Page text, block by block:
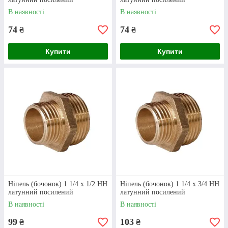
зворотного зв’язку у спеціальній формі або
зателефонуйте нам.
Розрахунок
Інтернет-магазин “Клондайк” здійснює
продаж товарів офіційно. Ви можете
В наявності
74 ₴
Купити
В наявності
74 ₴
Купити
Ніпель (бочонок) 1 1/4 х 1/2 НН
латунний посилений
В наявності
99 ₴
Ніпель (бочонок) 1 1/4 х 3/4 НН
латунний посилений
В наявності
103 ₴